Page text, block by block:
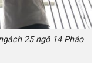
25 ngõ 14 Pháo